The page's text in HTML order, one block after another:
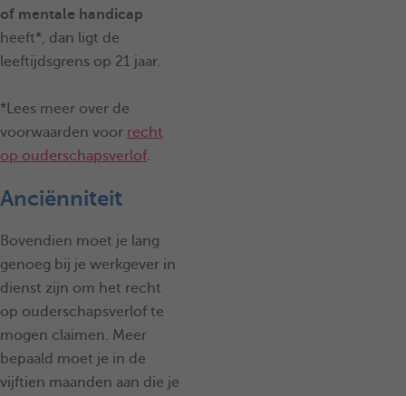
of mentale handicap
heeft*, dan ligt de
leeftijdsgrens op 21 jaar.
*Lees meer over de
voorwaarden voor recht
op ouderschapsverlof.
Anciënniteit
Bovendien moet je lang
genoeg bij je werkgever in
dienst zijn om het recht
op ouderschapsverlof te
mogen claimen. Meer
bepaald moet je in de
vijftien maanden aan die je